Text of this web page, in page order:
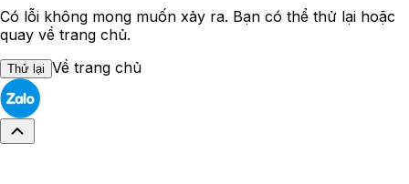
Có lỗi không mong muốn xảy ra. Bạn có thể thử lại hoặc
quay về trang chủ.
Thử lại Về trang chủ